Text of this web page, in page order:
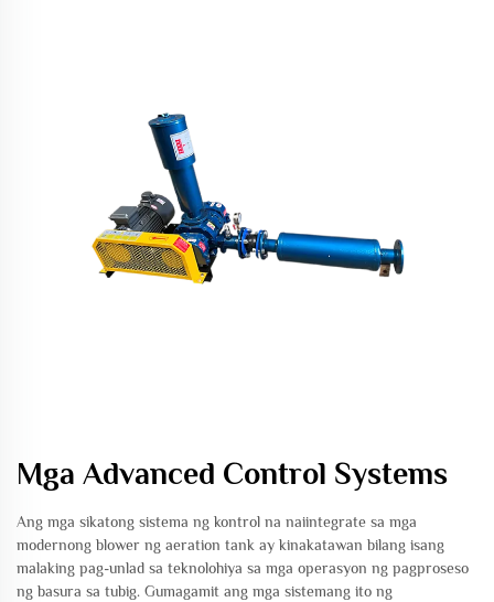
Mga Advanced Control Systems
Ang mga sikatong sistema ng kontrol na naiintegrate sa mga
modernong blower ng aeration tank ay kinakatawan bilang isang
malaking pag-unlad sa teknolohiya sa mga operasyon ng pagproseso
ng basura sa tubig. Gumagamit ang mga sistemang ito ng